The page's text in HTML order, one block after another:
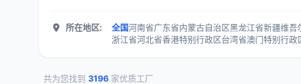
所在地区: 全国河南省广东省内蒙古自治区黑龙江省新疆维吾
浙江省河北省香港特别行政区台湾省澳门特别行政
共为您找到 3196 家优质工厂